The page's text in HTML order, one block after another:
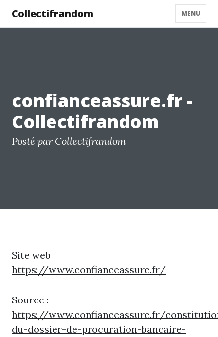
Collectifrandom MENU
confianceassure.fr -
Collectifrandom
Posté par Collectifrandom
Site web :
https://www.confianceassure.fr/
Source :
https://www.confianceassure.fr/
du-dossier-de-procuration-bancaire-